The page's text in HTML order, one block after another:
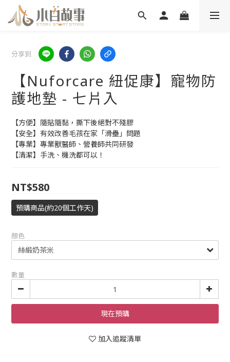
分享到
【Nuforcare 紐促康】寵物防
護地墊 - 七片入
【方便】隨貼隨黏，撕下後絕對不殘膠
【安全】有效改善毛孩在家「滑壘」問題
【專業】專業獸醫師、營養師共同研發
【清潔】手洗、機洗都可以！
NT$580
預購商品(約20個工作天)
顏色
數量
現在預購
加入追蹤清單